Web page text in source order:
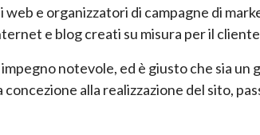
e organizzatori di campagne di
e blog creati su misura per il
notevole, ed è giusto che sia
alla realizzazione del sito,